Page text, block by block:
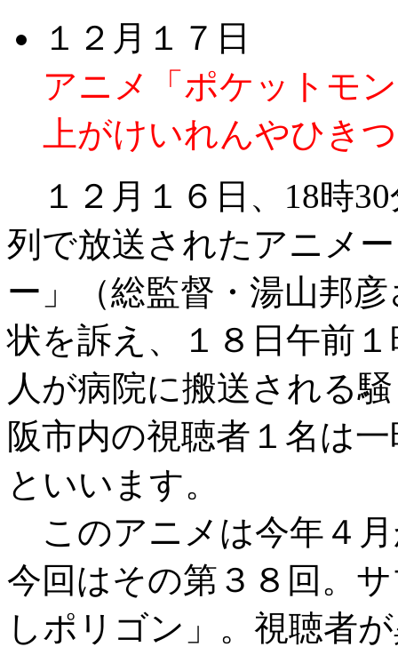
１２月１７日
アニメ「ポケットモ
上がけいれんやひき
１２月１６日、18時
列で放送されたアニメ
ー」（総監督・湯山邦
状を訴え、１８日午前
人が病院に搬送される
阪市内の視聴者１名は
といいます。
このアニメは今年４
今回はその第３８回。
しポリゴン」。視聴者